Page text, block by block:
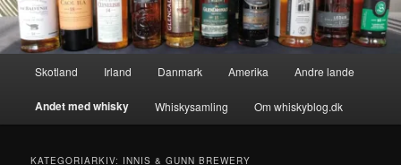
Skotland Irland Danmark Amerika Andre lande
Andet med whisky Whiskysamling Om whiskyblog.dk
KATEGORIARKIV: INNIS & GUNN BREWERY